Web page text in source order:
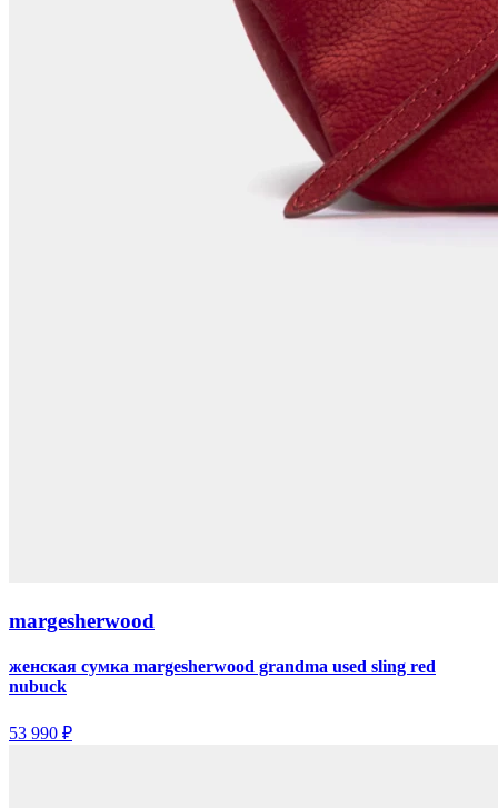
margesherwood
женская сумка margesherwood grandma used sling red
nubuck
53 990 ₽